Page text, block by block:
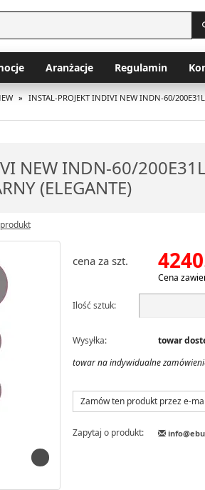
Aranżacje Regulamin
» INSTAL-PROJEKT INDIVI NEW INDN-60/
NEW INDN-60/
(ELEGANTE)
cena za szt.
Cena
Ilość sztuk:
Wysyłka:
towar
towar na indywidualne
Zamów ten produkt przez e-
Zapytaj o produkt: